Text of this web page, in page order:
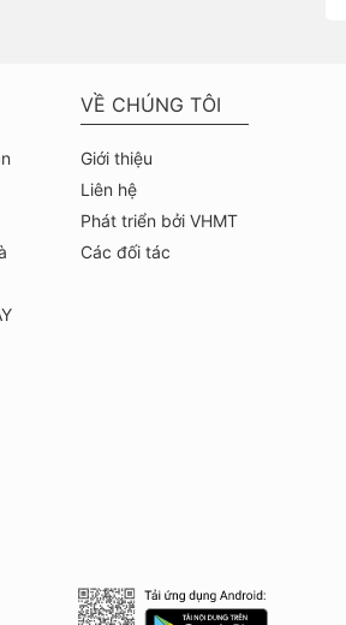
VỀ CHÚNG TÔI
Giới thiệu
Liên hệ
Phát triển bởi VHMT
Các đối tác